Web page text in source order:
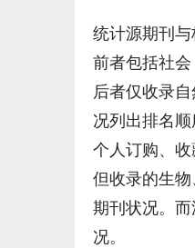
统计源期刊
前者包括社
后者仅收录
况列出排名
个人订购、
但收录的生
期刊状况。
况。